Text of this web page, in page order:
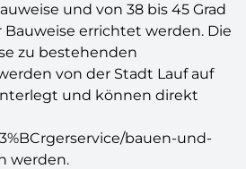
und von 38 bis 45 Grad
Bauweise errichtet werden. Die
zu bestehenden
von der Stadt Lauf auf
und können direkt
bauen-und-
werden.